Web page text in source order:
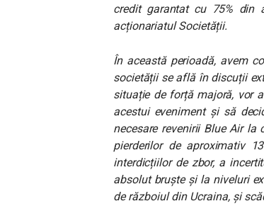
credit garantat cu 75% din
acționariatul Societății.
În această perioadă, avem
societății se află în discuții
situație de forță majoră, vor
acestui eveniment și să
necesare revenirii Blue Air
pierderilor de aproximativ
interdicțiilor de zbor, a
absolut bruște și la niveluri
de războiul din Ucraina, și